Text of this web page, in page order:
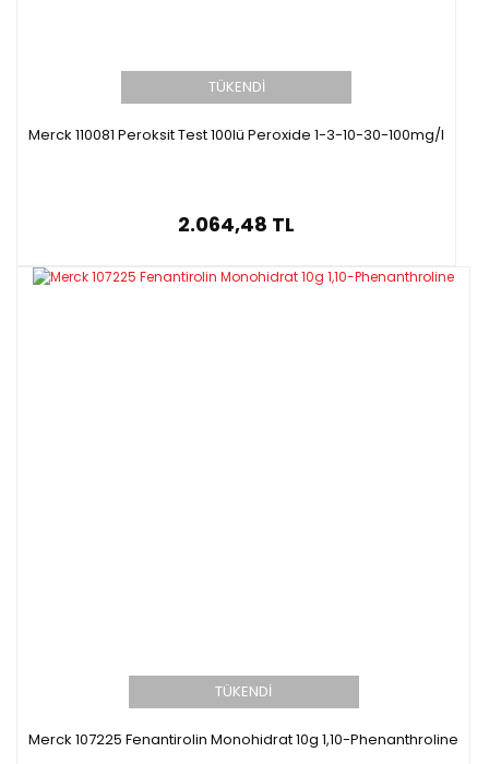
TÜKENDİ
Merck 110081 Peroksit Test 100lü Peroxide 1-3-10-30-100mg/l
2.064,48 TL
TÜKENDİ
Merck 107225 Fenantirolin Monohidrat 10g 1,10-Phenanthroline